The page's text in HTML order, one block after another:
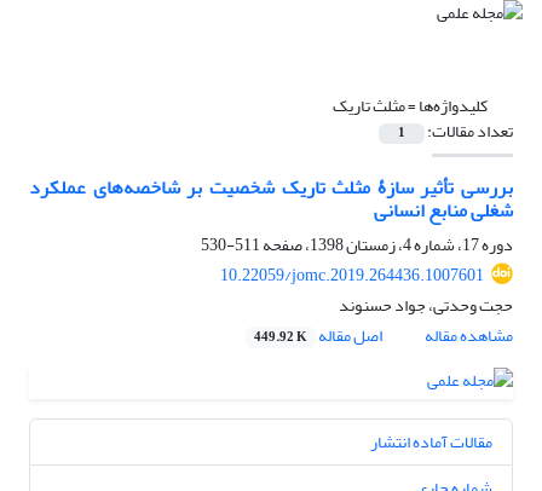
کلیدواژه‌ها =مثلث تاریک
تعداد مقالات: 1
بررسی تأثیر سازۀ مثلث تاریک شخصیت بر شاخصه‌های عملکرد
شغلی منابع انسانی
دوره 17، شماره 4، زمستان 1398، صفحه
511-530
10.22059/jomc.2019.264436.1007601
حجت وحدتی، جواد حسنوند
مشاهده مقاله
اصل مقاله 449.92 K
مقالات آماده انتشار